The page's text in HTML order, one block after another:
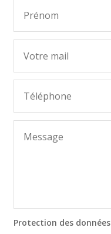
Protection des données